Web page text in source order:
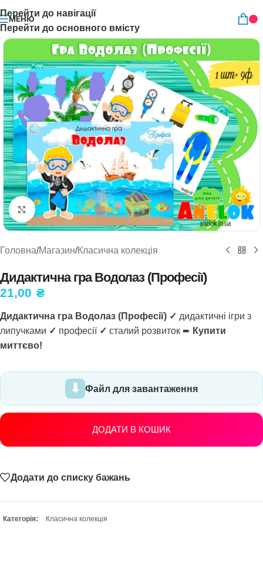
Перейти до навігації
Перейти до основного вмісту
МЕНЮ
Натисніть, щоб збільшити
Головна/Магазин/Класична колекція
Дидактична гра Водолаз (Професії)
21,00 ₴
Дидактична гра Водолаз (Професії) ✓ дидактичні ігри з
липучками ✓ професії ✓ сталий розвиток ➨ Купити
миттєво!
Файл для завантаження
ДОДАТИ В КОШИК
Додати до списку бажань
Категорія: Класична колекція